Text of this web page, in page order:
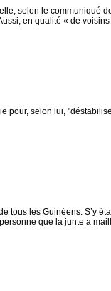
selon le communiqué
en qualité « de
pour, selon lui,
tous les Guinéens. S’y
que la junte a